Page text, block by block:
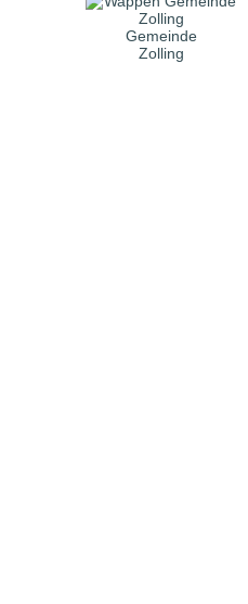
Gemeinde
Zolling